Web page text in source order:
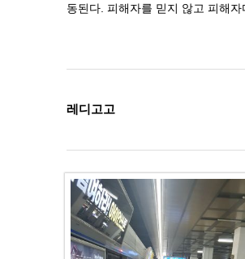
동된다. 피해자를 믿지 않고 피해자
레디고고